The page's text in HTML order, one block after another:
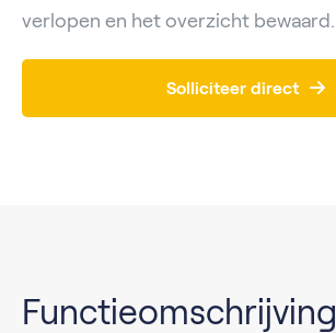
verlopen en het overzicht bewaard.
Solliciteer direct
Functieomschrijving